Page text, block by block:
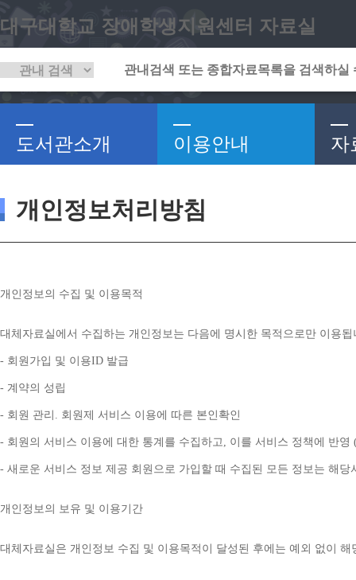
대구대학교 장애학생지원센터 자료실
도서관소개 이용안내 자
개인정보처리방침
개인정보의 수집 및 이용목적
대체자료실에서 수집하는 개인정보는 다음에 명시한 목적으로만 이용됩
- 회원가입 및 이용ID 발급
- 계약의 성립
- 회원 관리 . 회원제 서비스 이용에 따른 본인확인
- 회원의 서비스 이용에 대한 통계를 수집하고, 이를 서비스 정책에 반영
- 새로운 서비스 정보 제공 회원으로 가입할 때 수집된 모든 정보는 해
개인정보의 보유 및 이용기간
대체자료실은 개인정보 수집 및 이용목적이 달성된 후에는 예외 없이